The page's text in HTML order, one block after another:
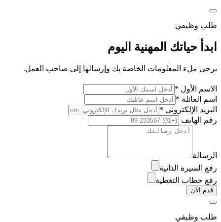
طلب وظيفي
ابدأ حياتك المهنية اليوم
يرجى ملء المعلومات الخاصة بك وإرسالها إلى صاحب العمل.
الاسم الأول *
اسم العائلة *
البريد الإلكتروني *
رقم الهاتف
الرسالة
رفع السيرة الذاتية
رفع خطاب التغطية
قدم الآن
طلب وظيفي